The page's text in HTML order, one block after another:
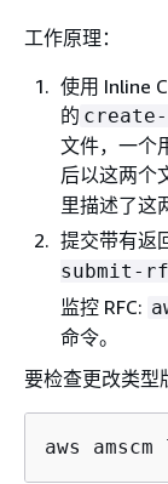
工作原理：
使用 Inline
的
文件，一个
后以这两个
里描述了这
提交带有返
submit-
监控 RFC:
命令。
要检查更改类型
aws